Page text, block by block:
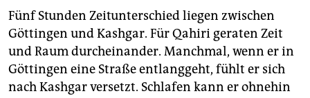
Fünf Stunden Zeitunterschied liegen zwischen
Göttingen und Kashgar. Für Qahiri geraten Zeit
und Raum durcheinander. Manchmal, wenn er in
Göttingen eine Straße entlanggeht, fühlt er sich
nach Kashgar versetzt. Schlafen kann er ohnehin